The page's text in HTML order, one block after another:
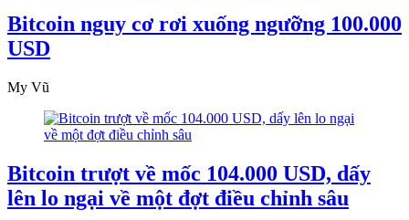
Bitcoin nguy cơ rơi xuống ngưỡng 100.000
USD
My Vũ
Bitcoin trượt về mốc 104.000 USD, dấy
lên lo ngại về một đợt điều chỉnh sâu